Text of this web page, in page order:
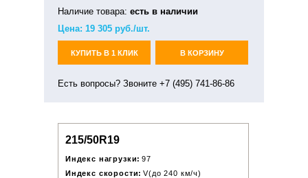
Наличие товара: есть в наличии
Цена: 19 305 руб./шт.
КУПИТЬ В 1 КЛИК В КОРЗИНУ
Есть вопросы? Звоните +7 (495) 741-86-86
215/50R19
Индекс нагрузки: 97
Индекс скорости: V(до 240 км/ч)